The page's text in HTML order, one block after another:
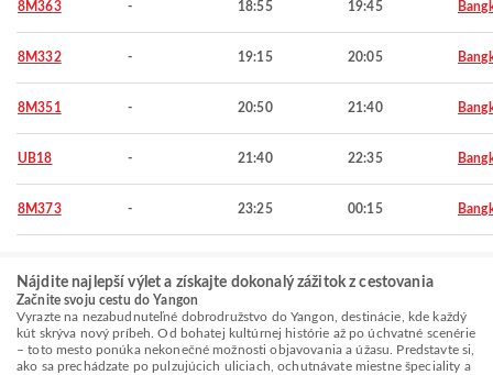
8M363 - 18:55 19:45
8M332 - 19:15 20:05
8M351 - 20:50 21:40
UB18 - 21:40 22:35
8M373 - 23:25 00:15
Nájdite najlepší výlet a získajte dokonalý zážitok z cestovania
Začnite svoju cestu do Yangon
Vyrazte na nezabudnuteľné dobrodružstvo do Yangon, destinácie, kde každý
kút skrýva nový príbeh. Od bohatej kultúrnej histórie až po úchvatné scenérie
– toto mesto ponúka nekonečné možnosti objavovania a úžasu. Predstavte si,
ako sa prechádzate po pulzujúcich uliciach, ochutnávate miestne špeciality a